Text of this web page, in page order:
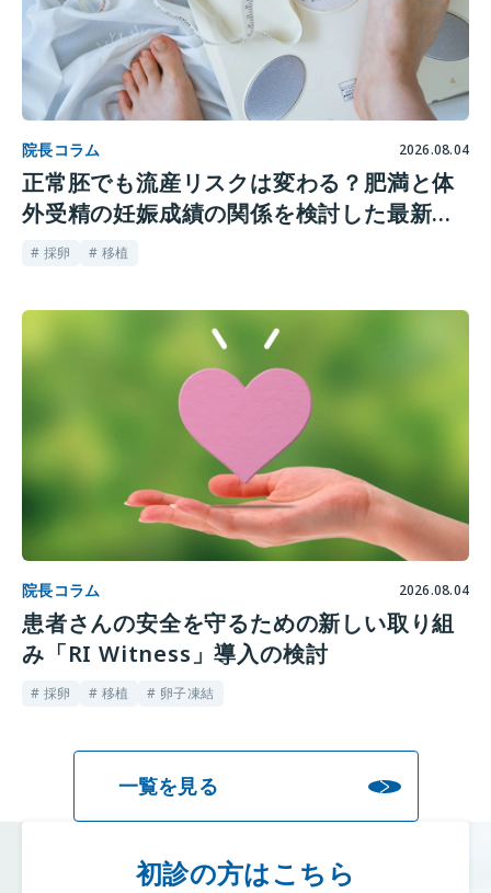
院長コラム 2026.08.04
正常胚でも流産リスクは変わる？肥満と体
外受精の妊娠成績の関係を検討した最新研
究
# 採卵 # 移植
院長コラム 2026.08.04
患者さんの安全を守るための新しい取り組
み「RI Witness」導入の検討
# 採卵 # 移植 # 卵子凍結
一覧を見る
初診の方はこちら